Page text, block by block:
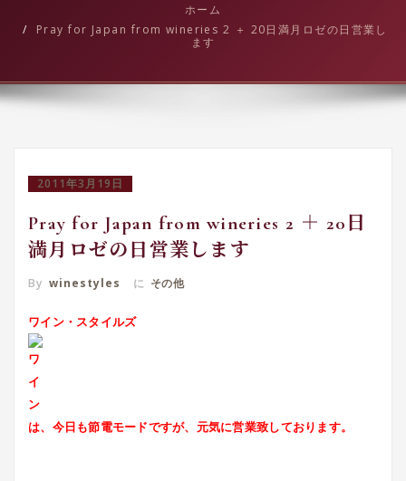
り
替
ホーム
Pray for Japan from wineries 2 ＋ 20日満月ロゼの日営業し
ます
2011年3月19日
Pray for Japan from wineries 2 ＋ 20日
満月ロゼの日営業します
By winestyles に その他
ワイン・スタイルズ
は、今日も節電モードですが、元気に営業致しております。